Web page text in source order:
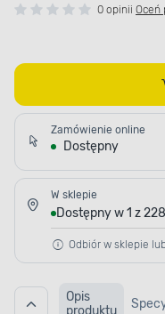
0 opinii Oceń
Zamówienie online
Dostępny
W sklepie
Dostępny w 1 z
Odbiór w sklepie
Opis